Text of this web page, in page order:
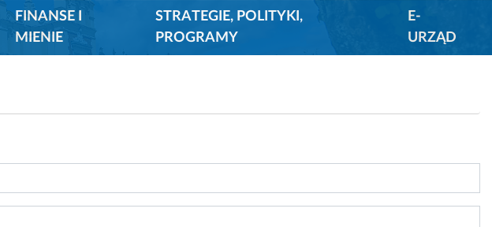
FINANSE I
MIENIE
STRATEGIE, POLITYKI,
PROGRAMY
E-
URZĄD